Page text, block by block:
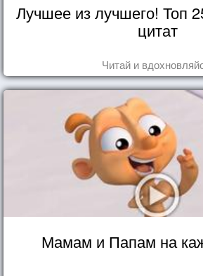
Лучшее из лучшего! Топ
цитат
Читай и
Мамам и Папам на